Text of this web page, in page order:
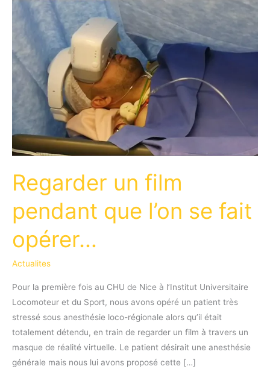
Regarder un film
pendant que l’on se fait
opérer…
Actualites
Pour la première fois au CHU de Nice à l’Institut Universitaire
Locomoteur et du Sport, nous avons opéré un patient très
stressé sous anesthésie loco-régionale alors qu’il était
totalement détendu, en train de regarder un film à travers un
masque de réalité virtuelle. Le patient désirait une anesthésie
générale mais nous lui avons proposé cette […]